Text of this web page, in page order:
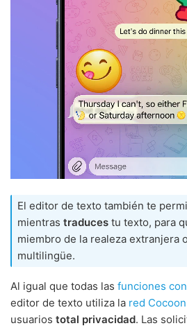
El editor de texto también te
mientras traduces tu texto, para
miembro de la realeza extranjera
multilingüe.
Al igual que todas las funciones
editor de texto utiliza la red Cocoon
usuarios total privacidad. Las